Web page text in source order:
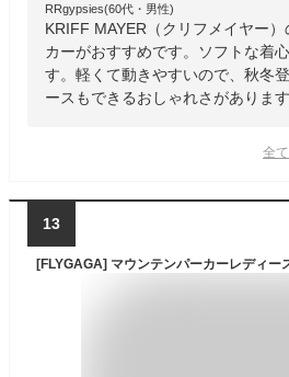
RRgypsies(60代・男性)
KRIFF MAYER（クリフメイヤー
カーがおすすめです。ソフトな着
す。軽くて動きやすいので、秋冬
ースもできるおしゃれさがあります
全
13